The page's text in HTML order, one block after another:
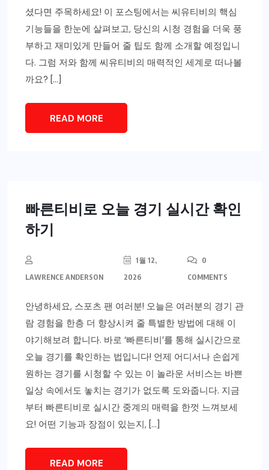
셨다면 주목하세요! 이 포스팅에서는 씨유티비의 핵심
기능들을 한눈에 살펴보고, 당신의 시청 경험을 더욱 풍
부하고 재미있게 만들어 줄 팁도 함께 소개할 예정입니
다. 그럼 저와 함께 씨유티비의 매력적인 세계로 떠나볼
까요? […]
READ MORE
빠른티비로 오늘 경기 실시간 확인
하기
LAWRENCE ANDERSON
1월 12,
2026
0
COMMENTS
안녕하세요, 스포츠 팬 여러분! 오늘은 여러분의 경기 관
람 경험을 한층 더 향상시켜 줄 특별한 방법에 대해 이
야기해보려 합니다. 바로 ‘빠른티비’를 통해 실시간으로
오늘 경기를 확인하는 법입니다! 언제 어디서나 손쉽게
원하는 경기를 시청할 수 있는 이 놀라운 서비스는 바쁜
일상 속에서도 놓치는 경기가 없도록 도와줍니다. 지금
부터 빠른티비로 실시간 중계의 매력을 한껏 느껴보세
요! 어떤 기능과 장점이 있는지, […]
READ MORE